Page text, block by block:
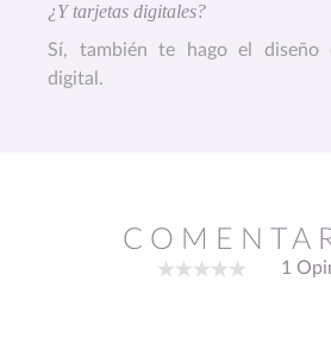
¿Y tarjetas digitales?
Sí, también te hago el diseño
digital.
1